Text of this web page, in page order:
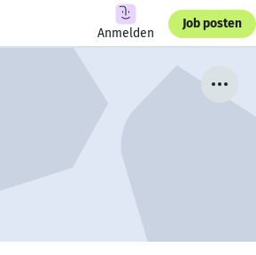
Anmelden
Job posten